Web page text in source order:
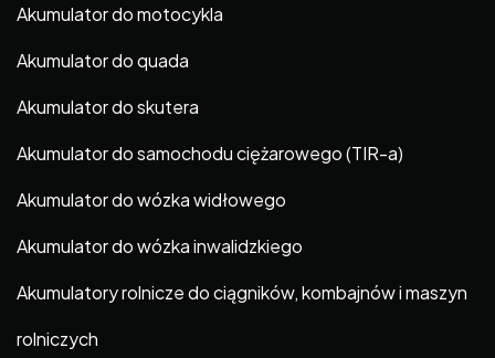
Akumulator do motocykla
Akumulator do quada
Akumulator do skutera
Akumulator do samochodu ciężarowego (TIR-a)
Akumulator do wózka widłowego
Akumulator do wózka inwalidzkiego
Akumulatory rolnicze do ciągników, kombajnów i maszyn
rolniczych